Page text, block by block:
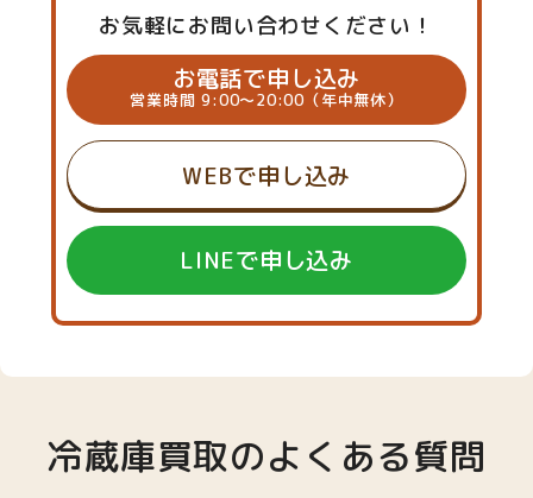
お気軽にお問い合わせください！
お電話で申し込み
営業時間 9:00～20:00（年中無休）
WEBで申し込み
LINEで申し込み
冷蔵庫買取のよくある質問